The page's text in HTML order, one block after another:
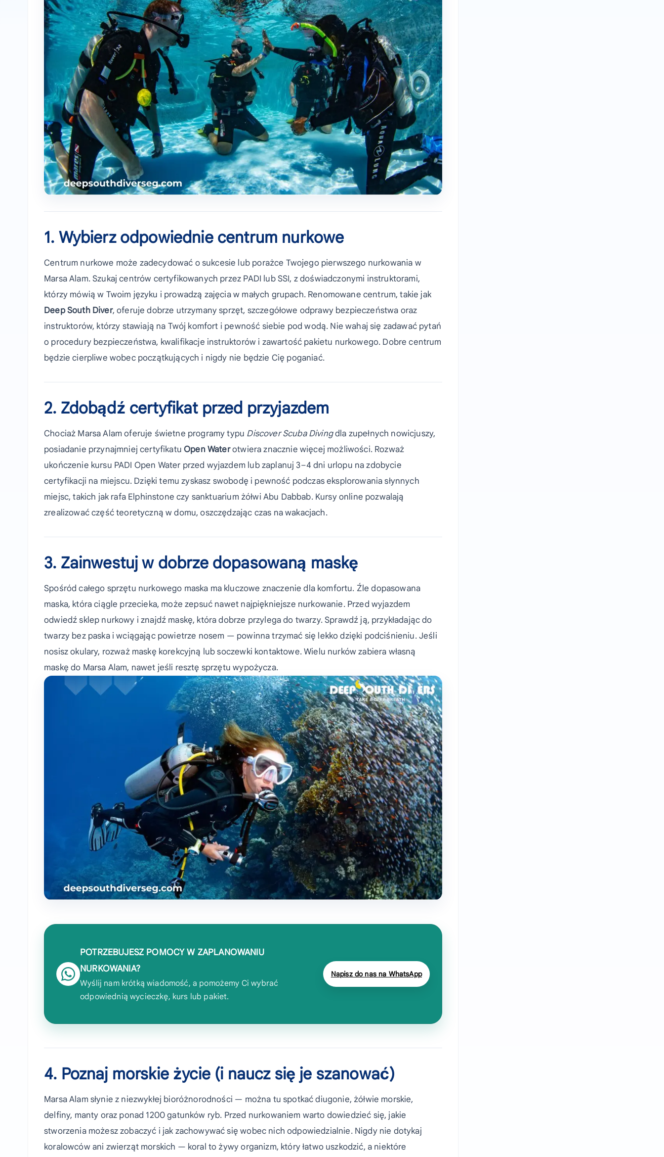
1. Wybierz odpowiednie centrum nurkowe
Centrum nurkowe może zadecydować o sukcesie lub porażce Twojego pierwszego nurkowania w
Marsa Alam. Szukaj centrów certyfikowanych przez PADI lub SSI, z doświadczonymi instruktorami,
którzy mówią w Twoim języku i prowadzą zajęcia w małych grupach. Renomowane centrum, takie jak
Deep South Diver, oferuje dobrze utrzymany sprzęt, szczegółowe odprawy bezpieczeństwa oraz
instruktorów, którzy stawiają na Twój komfort i pewność siebie pod wodą. Nie wahaj się zadawać pytań
o procedury bezpieczeństwa, kwalifikacje instruktorów i zawartość pakietu nurkowego. Dobre centrum
będzie cierpliwe wobec początkujących i nigdy nie będzie Cię poganiać.
2. Zdobądź certyfikat przed przyjazdem
Chociaż Marsa Alam oferuje świetne programy typu Discover Scuba Divingdla zupełnych nowicjuszy,
posiadanie przynajmniej certyfikatuOpen Waterotwiera znacznie więcej możliwości. Rozważ
ukończenie kursu PADI Open Water przed wyjazdem lub zaplanuj 3–4 dni urlopu na zdobycie
certyfikacji na miejscu. Dzięki temu zyskasz swobodę i pewność podczas eksplorowania słynnych
miejsc, takich jak rafa Elphinstone czy sanktuarium żółwi Abu Dabbab. Kursy online pozwalają
zrealizować część teoretyczną w domu, oszczędzając czas na wakacjach.
3. Zainwestuj w dobrze dopasowaną maskę
Spośród całego sprzętu nurkowego maska ma kluczowe znaczenie dla komfortu. Źle dopasowana
maska, która ciągle przecieka, może zepsuć nawet najpiękniejsze nurkowanie. Przed wyjazdem
odwiedź sklep nurkowy i znajdź maskę, która dobrze przylega do twarzy. Sprawdź ją, przykładając do
twarzy bez paska i wciągając powietrze nosem — powinna trzymać się lekko dzięki podciśnieniu. Jeśli
nosisz okulary, rozważ maskę korekcyjną lub soczewki kontaktowe. Wielu nurków zabiera własną
maskę do Marsa Alam, nawet jeśli resztę sprzętu wypożycza.
POTRZEBUJESZ POMOCY W ZAPLANOWANIU
NURKOWANIA?
Wyślij nam krótką wiadomość, a pomożemy Ci wybrać
odpowiednią wycieczkę, kurs lub pakiet.
Napisz do nas na WhatsApp
4. Poznaj morskie życie (i naucz się je szanować)
Marsa Alam słynie z niezwykłej bioróżnorodności — można tu spotkać diugonie, żółwie morskie,
delfiny, manty oraz ponad 1200 gatunków ryb. Przed nurkowaniem warto dowiedzieć się, jakie
stworzenia możesz zobaczyć i jak zachowywać się wobec nich odpowiedzialnie. Nigdy nie dotykaj
koralowców ani zwierząt morskich — koral to żywy organizm, który łatwo uszkodzić, a niektóre